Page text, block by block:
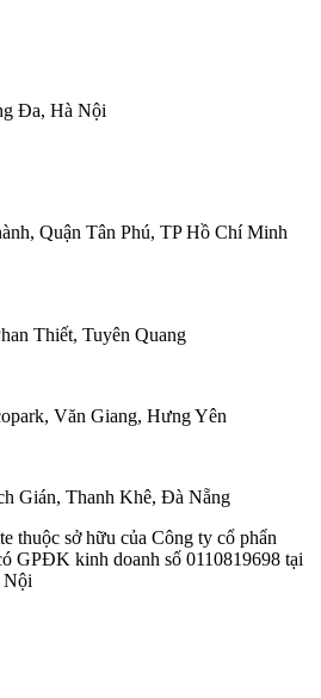
Đa, Hà Nội
Quận Tân Phú, TP Hồ Chí Minh
Thiết, Tuyên Quang
Văn Giang, Hưng Yên
Gián, Thanh Khê, Đà Nẵng
thuộc sở hữu của Công ty cổ phẩn
GPĐK kinh doanh số 0110819698 tại
Nội